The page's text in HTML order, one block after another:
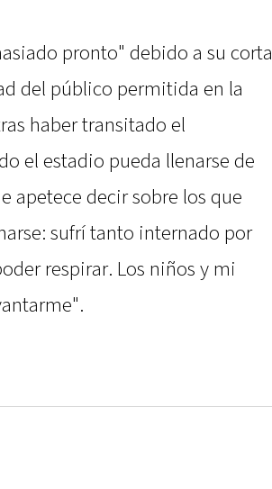
pronto" debido a su corta
del público permitida en la
haber transitado el
el estadio pueda llenarse de
apetece decir sobre los que
sufrí tanto internado por
respirar. Los niños y mi